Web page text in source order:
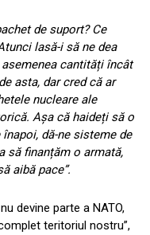
de suport? Ce
lasă-i să ne dea
cantități încât
asta, dar cred că ar
nucleare ale
Așa că haideți să o
dă-ne sisteme de
să finanțăm o armată,
aibă pace”.
devine parte a NATO,
teritoriul nostru”,